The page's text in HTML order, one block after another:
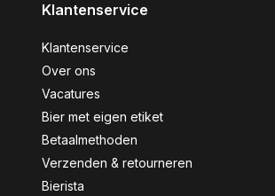
Klantenservice
Klantenservice
Over ons
Vacatures
Bier met eigen etiket
Betaalmethoden
Verzenden & retourneren
Bierista